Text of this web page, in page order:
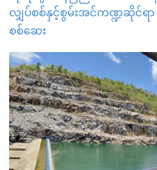
လျှပ်စစ်နှင့်စွမ်းအင်ကဏ္ဍဆိုင်ရာ
စစ်ဆေး